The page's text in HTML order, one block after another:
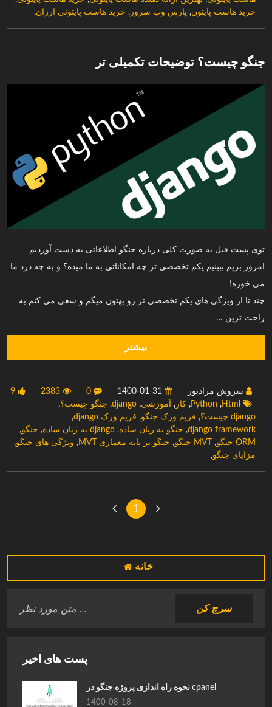
خرید هاست پایتون, پارس وب سرور , خرید هاست پایتونی ارزان,
جنگو چیست؟ توضیحات تکمیلی تر
توی پست قبل به صورت کلی درباره جنگو اطلاعاتی به دست آوردیم
امروز بریم ببینیم یکم تخصصی تر چه امکاناتی به ما میده؟ و به چه درد ما
می خوره!
چند تا از ویژگی های یکم تخصصی تر رو بهتون میگم و سعی می کنم به
راحت ترین …
بیشتر
سروش مرادپور 0
2383
9
Html
,
Python
, کار , آموزشی,
django
, جنگو چیست؟,
django چیست؟
, فریم ورک جنگو, فریم ورک django
,
django framework
, جنگو به زبان ساده, django به زبان ساده , جنگو,
ORM جنگو
, MVT جنگو , جنگو بر پایه معماری MVT , ویژگی های جنگو,
مزایای جنگو,
1
خانه
پست های اخیر
نحوه راه اندازی پروژه جنگو در cpanel
1400-08-18